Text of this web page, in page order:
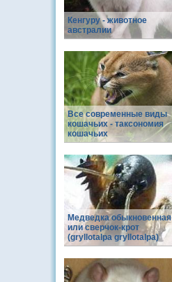
Кенгуру - животное
австралии
Все современные виды
кошачьих - таксономия
кошачьих
Медведка обыкновенная
или сверчок-крот
(gryllotalpa gryllotalpa)